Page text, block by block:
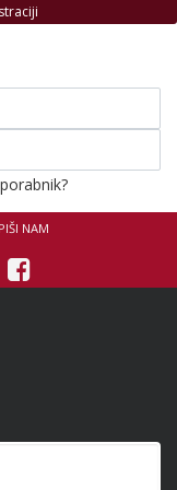
PIŠI NAM
Facebook